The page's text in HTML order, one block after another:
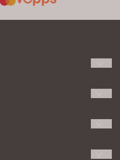
merker som
Olimp,
kjøpe kosttilskudd i